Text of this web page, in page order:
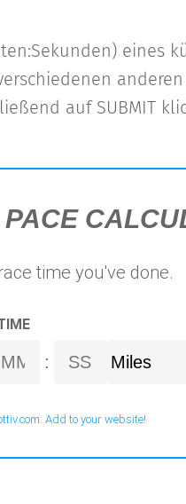
eines
auf SUBMIT